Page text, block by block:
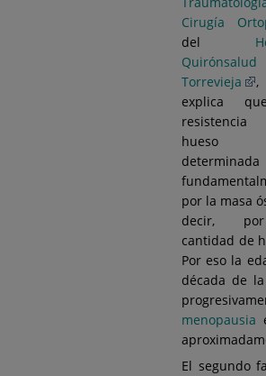
Cirugía
del
Torrevieja
,
explica
hueso
determinada
por la masa
decir,
cantidad de
Por eso la
década de
menopausia
El segundo